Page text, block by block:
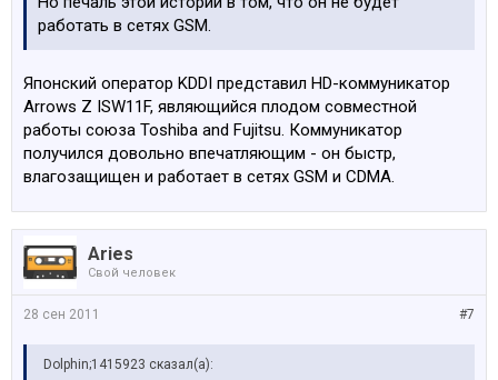
работать в сетях GSM.
Японский оператор KDDI представил HD-коммуникатор
Arrows Z ISW11F, являющийся плодом совместной
работы союза Toshiba and Fujitsu. Коммуникатор
получился довольно впечатляющим - он быстр,
влагозащищен и работает в сетях GSM и CDMA.
Aries
Свой человек
#7
28 сен 2011
Dolphin;1415923 сказал(а):